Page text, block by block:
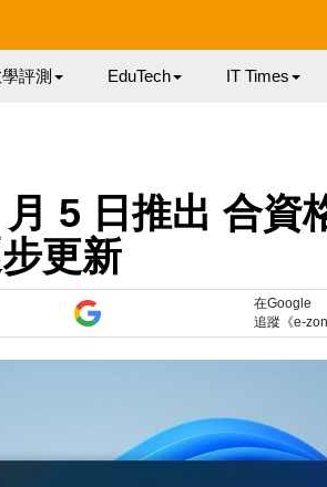
評測 EduTech IT Times
5 日推出 合資
更新
在Google
追蹤《e-